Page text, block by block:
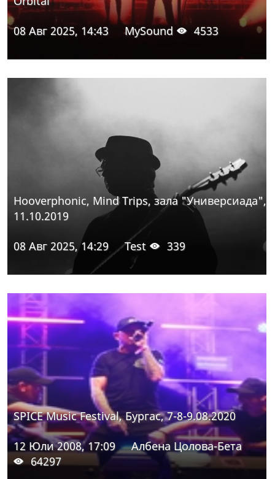
08 Авг 2025, 14:43 MySound 4533
Hooverphonic, Mind Trips, зала "Универсиада",
11.10.2019
08 Авг 2025, 14:29 Test 339
SPICE Music Festival, Бургас, 7-8-9.08.2020
12 Юли 2008, 17:09
Албена Цолова-Бета
64297